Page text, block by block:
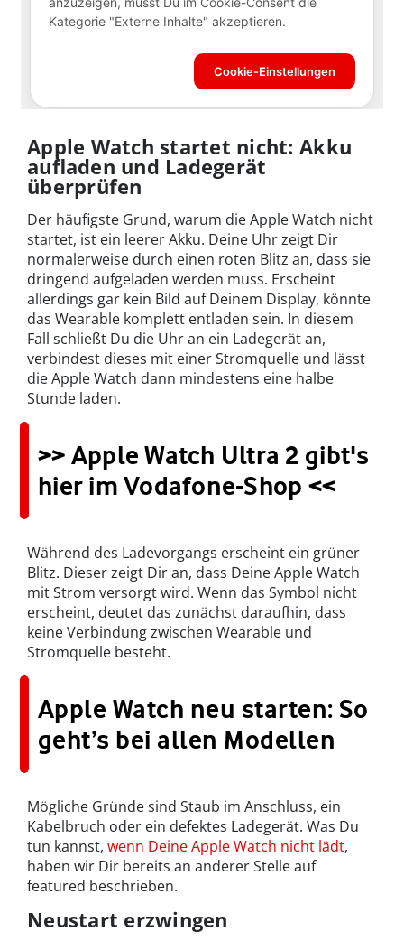
Apple Watch startet nicht: Akku
aufladen und Ladegerät
überprüfen
Der häufigste Grund, warum die Apple Watch nicht
startet, ist ein leerer Akku. Deine Uhr zeigt Dir
normalerweise durch einen roten Blitz an, dass sie
dringend aufgeladen werden muss. Erscheint
allerdings gar kein Bild auf Deinem Display, könnte
das Wearable komplett entladen sein. In diesem
Fall schließt Du die Uhr an ein Ladegerät an,
verbindest dieses mit einer Stromquelle und lässt
die Apple Watch dann mindestens eine halbe
Stunde laden.
>> Apple Watch Ultra 2 gibt's
hier im Vodafone-Shop <<
Während des Ladevorgangs erscheint ein grüner
Blitz. Dieser zeigt Dir an, dass Deine Apple Watch
mit Strom versorgt wird. Wenn das Symbol nicht
erscheint, deutet das zunächst daraufhin, dass
keine Verbindung zwischen Wearable und
Stromquelle besteht.
Apple Watch neu starten: So
geht’s bei allen Modellen
Mögliche Gründe sind Staub im Anschluss, ein
Kabelbruch oder ein defektes Ladegerät. Was Du
tun kannst, wenn Deine Apple Watch nicht lädt,
haben wir Dir bereits an anderer Stelle auf
featured beschrieben.
Neustart erzwingen